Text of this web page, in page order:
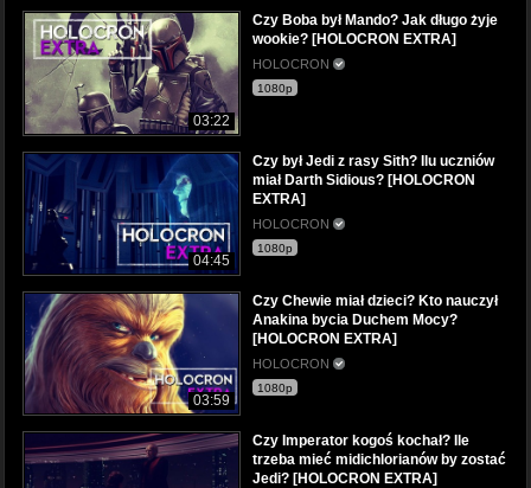
03:22
Czy Boba był Mando? Jak długo żyje
wookie? [HOLOCRON EXTRA]
HOLOCRON
1080p
04:45
Czy był Jedi z rasy Sith? Ilu uczniów
miał Darth Sidious? [HOLOCRON
EXTRA]
HOLOCRON
1080p
03:59
Czy Chewie miał dzieci? Kto nauczył
Anakina bycia Duchem Mocy?
[HOLOCRON EXTRA]
HOLOCRON
1080p
Czy Imperator kogoś kochał? Ile
trzeba mieć midichlorianów by zostać
Jedi? [HOLOCRON EXTRA]